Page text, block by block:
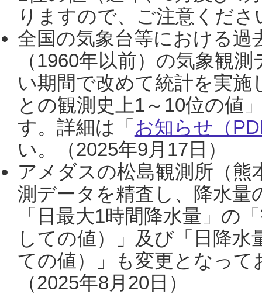
りますので、ご注意くだ
全国の気象台等における過
（1960年以前）の気象観
い期間で改めて統計を実
との観測史上1～10位の値
す。詳細は「 お知らせ（
い。（2025年9月17日）
アメダスの松島観測所（熊
測データを精査し、降水
「日最大1時間降水量」の
しての値）」及び「日降
ての値）」も変更となっ
（2025年8月20日）